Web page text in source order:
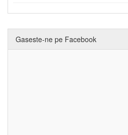
Gaseste-ne pe Facebook